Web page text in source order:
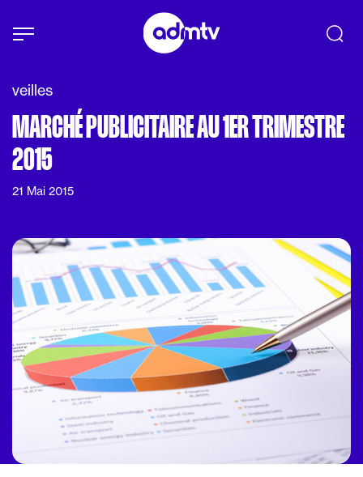
Aller au contenu principal
veilles
MARCHÉ PUBLICITAIRE AU 1ER TRIMESTRE
2015
21 Mai 2015
Panneau de gestion des cookies